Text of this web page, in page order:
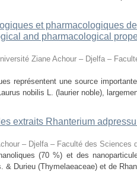
et pharmacologiques
and pharmacological
Ziane Achour – Djelfa –
représentent une source
nobilis L. (laurier noble),
extraits Rhanterium
– Djelfa – Faculté des Sciences
(70 %) et des
& Durieu (Thymelaeaceae) et de